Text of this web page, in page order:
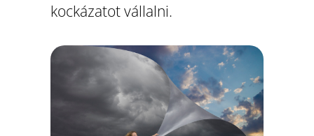
kockázatot vállalni.